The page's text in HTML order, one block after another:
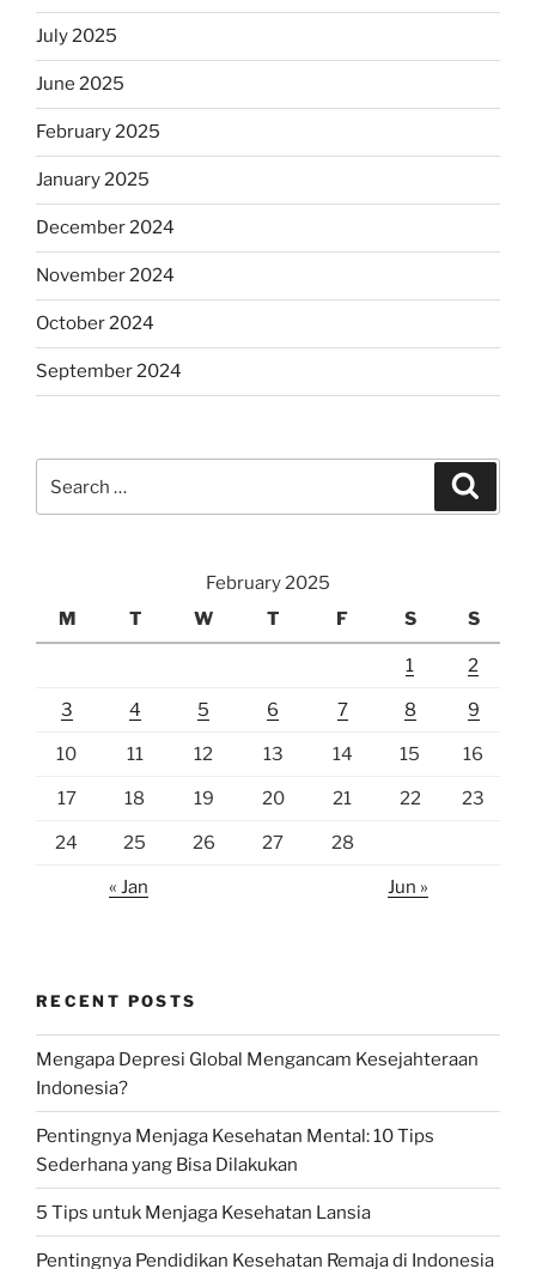
July 2025
June 2025
February 2025
January 2025
December 2024
November 2024
October 2024
September 2024
for:
February 2025
M
T W T F S S
1 2
3 4 5 6 7 8 9
10 11 12 13 14 15 16
17 18 19 20 21 22 23
24 25 26 27 28
« Jan Jun »
RECENT POSTS
Mengapa Depresi Global Mengancam Kesejahteraan
Indonesia?
Pentingnya Menjaga Kesehatan Mental: 10 Tips
Sederhana yang Bisa Dilakukan
5 Tips untuk Menjaga Kesehatan Lansia
Pentingnya Pendidikan Kesehatan Remaja di Indonesia